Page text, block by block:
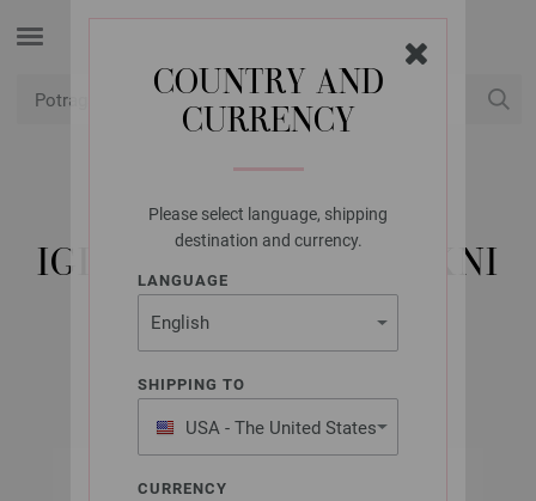
COUNTRY AND
CURRENCY
Please select language, shipping
destination and currency.
LANGUAGE
SHIPPING TO
USA - The United States
of America
CURRENCY
LANA GROSSA
IGLA ZA PLETENJE JAKNI
PLASTIKA 9,0